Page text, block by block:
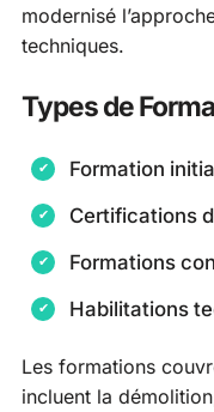
modernisé
techniques.
Types de
Formation
Certifications
Formations
Habilitations
Les formations
incluent la